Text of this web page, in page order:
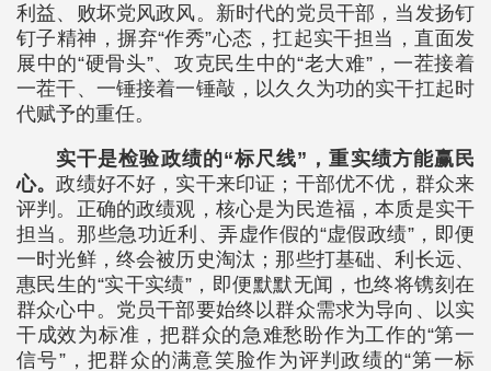
利益、败坏党风政风。新时代的党员干部，当发扬钉
钉子精神，摒弃“作秀”心态，扛起实干担当，直面发
展中的“硬骨头”、攻克民生中的“老大难”，一茬接着
一茬干、一锤接着一锤敲，以久久为功的实干扛起时
代赋予的重任。
实干是检验政绩的“标尺线”，重实绩方能赢民
心。政绩好不好，实干来印证；干部优不优，群众来
评判。正确的政绩观，核心是为民造福，本质是实干
担当。那些急功近利、弄虚作假的“虚假政绩”，即便
一时光鲜，终会被历史淘汰；那些打基础、利长远、
惠民生的“实干实绩”，即便默默无闻，也终将镌刻在
群众心中。党员干部要始终以群众需求为导向、以实
干成效为标准，把群众的急难愁盼作为工作的“第一
信号”，把群众的满意笑脸作为评判政绩的“第一标